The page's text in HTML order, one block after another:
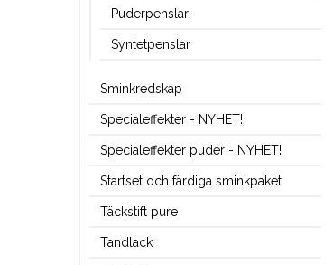
Puderpenslar
Syntetpenslar
Sminkredskap
Specialeffekter - NYHET!
Specialeffekter puder - NYHET!
Startset och färdiga sminkpaket
Täckstift pure
Tandlack